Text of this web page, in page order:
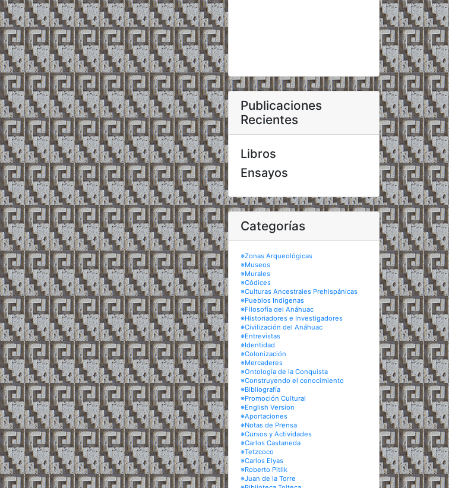
Publicaciones
Recientes
Libros
Ensayos
Categorías
※Zonas Arqueológicas
※Museos
※Murales
※Códices
※Culturas Ancestrales Prehispánicas
※Pueblos Indígenas
※Filosofía del Anáhuac
※Historiadores e Investigadores
※Civilización del Anáhuac
※Entrevistas
※Identidad
※Colonización
※Mercaderes
※Ontología de la Conquista
※Construyendo el conocimiento
※Bibliografía
※Promoción Cultural
※English Version
※Aportaciones
※Notas de Prensa
※Cursos y Actividades
※Carlos Castaneda
※Tetzcoco
※Carlos Elyas
※Roberto Pitlik
※Juan de la Torre